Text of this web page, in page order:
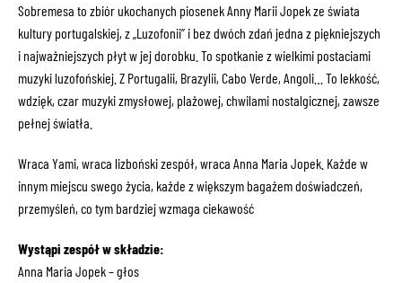
Sobremesa to zbiór ukochanych piosenek Anny Marii Jopek ze świata
kultury portugalskiej, z „Luzofonii” i bez dwóch zdań jedna z piękniejszych
i najważniejszych płyt w jej dorobku. To spotkanie z wielkimi postaciami
muzyki luzofońskiej. Z Portugalii, Brazylii, Cabo Verde, Angoli… To lekkość,
wdzięk, czar muzyki zmysłowej, plażowej, chwilami nostalgicznej, zawsze
pełnej światła.
Wraca Yami, wraca lizboński zespół, wraca Anna Maria Jopek. Każde w
innym miejscu swego życia, każde z większym bagażem doświadczeń,
przemyśleń, co tym bardziej wzmaga ciekawość
Wystąpi zespół w składzie:
Anna Maria Jopek – głos